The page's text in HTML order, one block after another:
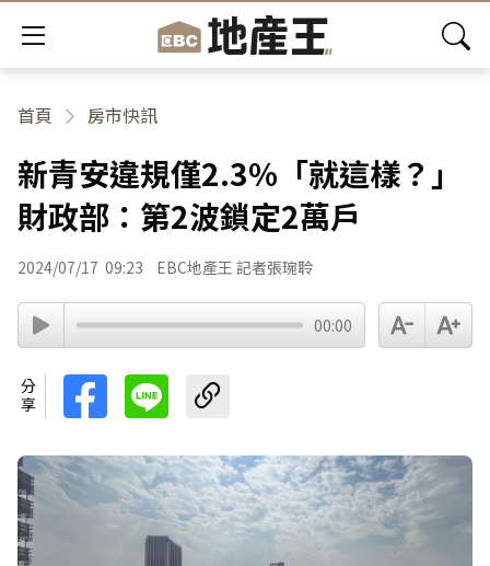
首頁 房市快訊
新青安違規僅2.3%「就這樣？」
財政部：第2波鎖定2萬戶
2024/07/17 09:23 EBC地產王 記者張琬聆
00:00
分享